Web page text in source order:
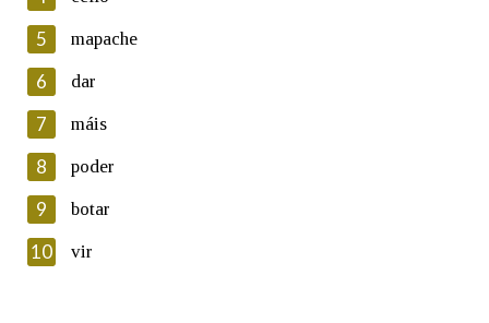
Lin e acepto as condicións da política de
Introduce o código que aparece na imaxe:
Texto de verificación
5 mapache
6 dar
7 máis
8 poder
9 botar
10 vir